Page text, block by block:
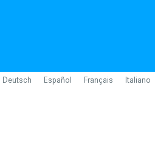
Deutsch Español Français Italiano